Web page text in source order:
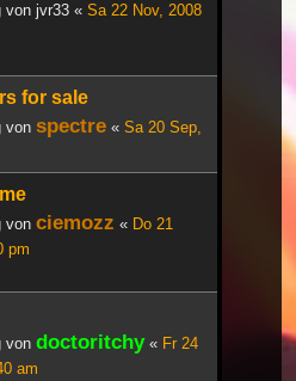
von jvr33 « Sa 22 Nov, 2008
for sale
von spectre « Sa 20 Sep,
von ciemozz « Do 21
pm
von doctoritchy« Fr 24
am